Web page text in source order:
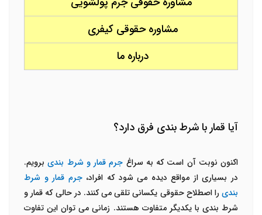
مشاوره حقوقی کیفری
درباره ما
آیا قمار با شرط بندی فرق دارد؟
اکنون نوبت آن است که به سراغ جرم قمار و شرط بندیبرویم.
در بسیاری از مواقع دیده می شود که افراد،جرم قمار و شرط
بندیرا اصطلاح حقوقی یکسانی تلقی می کنند. در حالی که قمار و
شرط بندی با یکدیگر متفاوت هستند. زمانی می توان این تفاوت